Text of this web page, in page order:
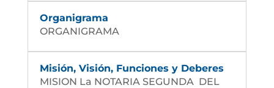
Organigrama
ORGANIGRAMA
Misión, Visión, Funciones y Deberes
MISION La NOTARIA SEGUNDA DEL